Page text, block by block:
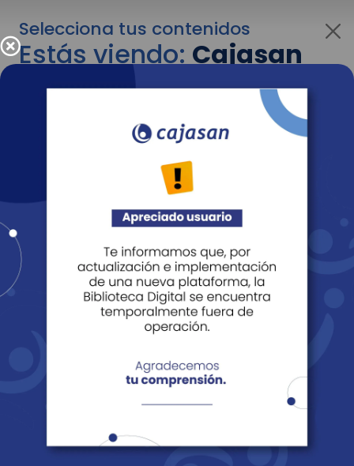
Selecciona tus contenidos
Estás viendo:Cajasan
para personas
Para cambiar al contenido de tu interés más
adelante recuerda utilizar el menú
Entendido
Revista Fácil Vivir
Sedes Directorio Servicios En Línea